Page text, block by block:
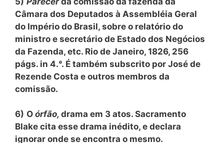
Câmara dos Deputados à Assembléia Geral
do Império do Brasil, sobre o relatório do
ministro e secretário de Estado dos Negócios
da Fazenda, etc. Rio de Janeiro, 1826, 256
págs. in 4.°. É também subscrito por José de
Rezende Costa e outros membros da
comissão.
6) O órfão, drama em 3 atos. Sacramento
Blake cita esse drama inédito, e declara
ignorar onde se encontra o mesmo.